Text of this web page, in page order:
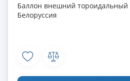
Баллон внешний тороидальный
Белоруссия